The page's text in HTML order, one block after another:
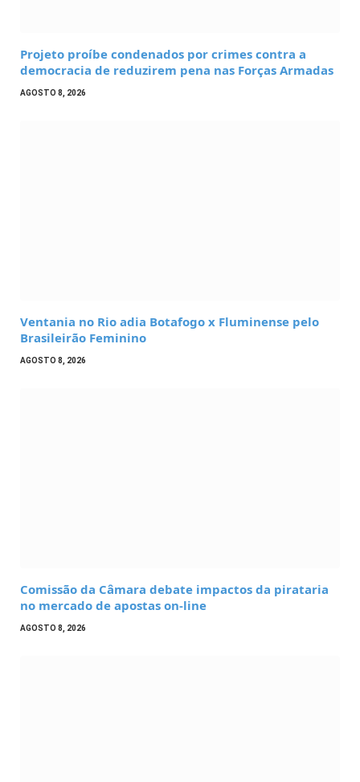
Projeto proíbe condenados por crimes contra a
democracia de reduzirem pena nas Forças Armadas
AGOSTO 8, 2026
Ventania no Rio adia Botafogo x Fluminense pelo
Brasileirão Feminino
AGOSTO 8, 2026
Comissão da Câmara debate impactos da pirataria
no mercado de apostas on-line
AGOSTO 8, 2026